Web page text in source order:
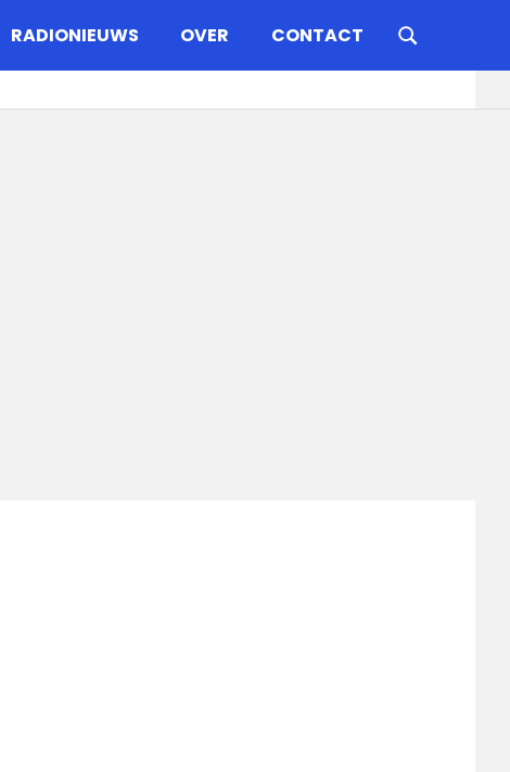
RADIONIEUWS OVER CONTACT